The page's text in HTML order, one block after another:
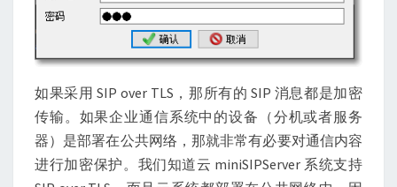
如果采用 SIP over TLS，那所有的 SIP 消息都是加密
传输。如果企业通信系统中的设备（分机或者服务
器）是部署在公共网络，那就非常有必要对通信内容
进行加密保护。我们知道云 miniSIPServer 系统支持